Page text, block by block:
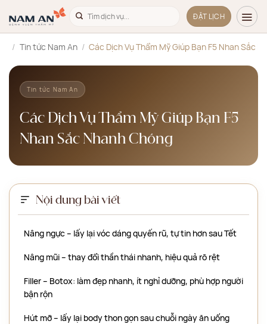
qua
nội
dung
ĐẶT LỊCH
/ Tin tức Nam An / Các Dịch Vụ Thẩm Mỹ Giúp Bạn F5 Nhan Sắc
Tin tức Nam An
Các Dịch Vụ Thẩm Mỹ Giúp Bạn F5
Nhan Sắc Nhanh Chóng
Nội dung bài viết
Nâng ngực – lấy lại vóc dáng quyến rũ, tự tin hơn sau Tết
Nâng mũi – thay đổi thần thái nhanh, hiệu quả rõ rệt
Filler – Botox: làm đẹp nhanh, ít nghỉ dưỡng, phù hợp người
bận rộn
Hút mỡ – lấy lại body thon gọn sau chuỗi ngày ăn uống